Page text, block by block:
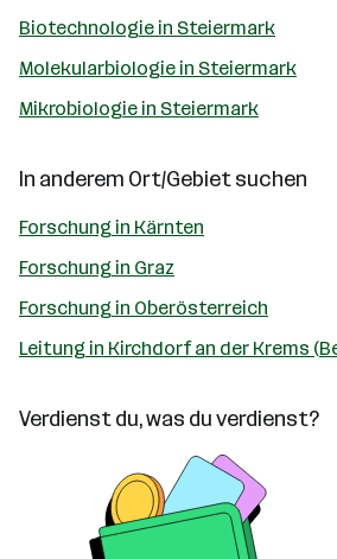
Biotechnologie in Steiermark
Molekularbiologie in Steiermark
Mikrobiologie in Steiermark
In anderem Ort/Gebiet suchen
Forschung in Kärnten
Forschung in Graz
Forschung in Oberösterreich
Leitung in Kirchdorf an der Krems
Verdienst du, was du verdienst?